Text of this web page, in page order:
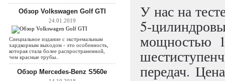
Обзор Volkswagen Golf GTI
24.01.2019
Специальное издание с экстремальным
хардкорным выходом - это особенность,
которая стала более распространенной,
чем красные трубы..
Обзор Mercedes-Benz S560e
У нас на
5-
мощностью
передач.